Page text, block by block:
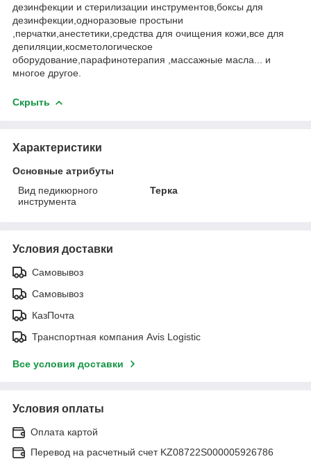
дезинфекции и стерилизации инструментов,боксы для
дезинфекции,одноразовые простыни
,перчатки,анестетики,средства для очищения кожи,все для
депиляции,косметологическое
оборудование,парафинотерапия ,массажные масла... и
многое другое.
Скрыть
Характеристики
Основные атрибуты
Вид педикюрного
инструмента
Терка
Условия доставки
Самовывоз
Самовывоз
КазПочта
Транспортная компания Avis Logistic
Все условия доставки
Условия оплаты
Оплата картой
Перевод на расчетный счет KZ08722S000005926786